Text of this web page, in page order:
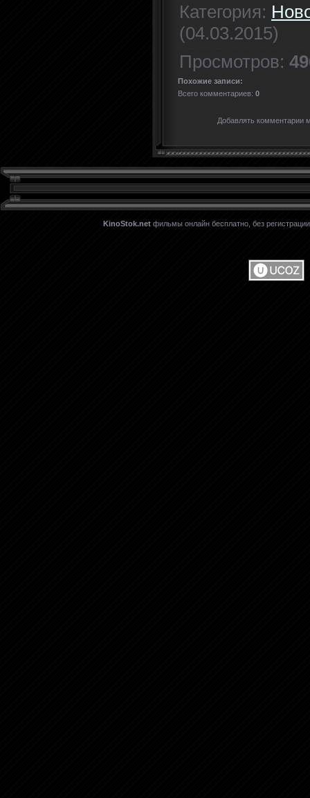
Категория:
(04.03.2015)
Просмотров:
Похожие записи:
Всего комментариев: 0
Добавлять комментарии
KinoStok.net фильмы онлайн бесплатно, без